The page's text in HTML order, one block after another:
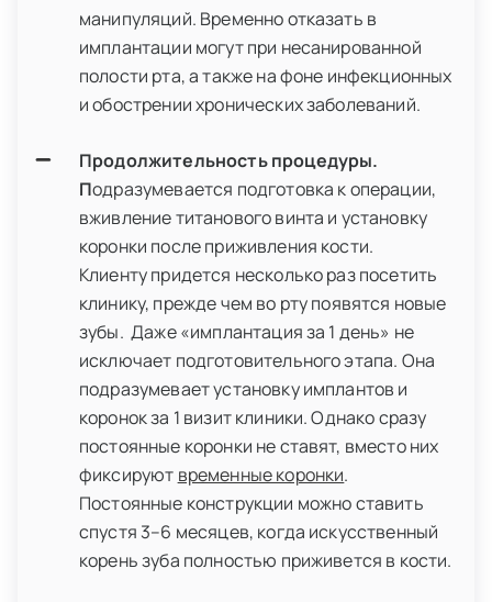
манипуляций. Временно отказать в
имплантации могут при несанированной
полости рта, а также на фоне инфекционных
и обострении хронических заболеваний.
Продолжительность процедуры.
Подразумевается подготовка к операции,
вживление титанового винта и установку
коронки после приживления кости.
Клиенту придется несколько раз посетить
клинику, прежде чем во рту появятся новые
зубы. Даже «имплантация за 1 день» не
исключает подготовительного этапа. Она
подразумевает установку имплантов и
коронок за 1 визит клиники. Однако сразу
постоянные коронки не ставят, вместо них
фиксируют временные коронки.
Постоянные конструкции можно ставить
спустя 3–6 месяцев, когда искусственный
корень зуба полностью приживется в кости.